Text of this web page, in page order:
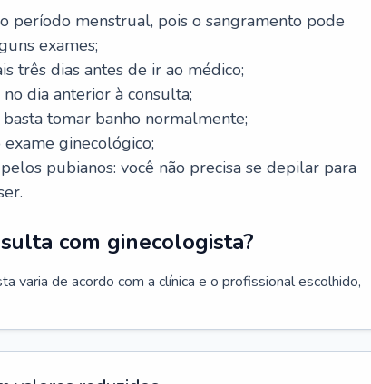
período menstrual, pois o sangramento pode
exames;
três dias antes de ir ao médico;
dia anterior à consulta;
basta tomar banho normalmente;
exame ginecológico;
pubianos: você não precisa se depilar para
com ginecologista?
varia de acordo com a clínica e o profissional escolhido,